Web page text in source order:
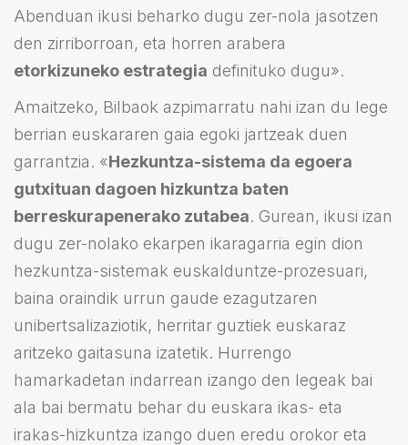
Abenduan ikusi beharko dugu zer-nola jasotzen
den zirriborroan, eta horren arabera
etorkizuneko estrategia definituko dugu».
Amaitzeko, Bilbaok azpimarratu nahi izan du lege
berrian euskararen gaia egoki jartzeak duen
garrantzia. «Hezkuntza-sistema da egoera
gutxituan dagoen hizkuntza baten
berreskurapenerako zutabea. Gurean, ikusi izan
dugu zer-nolako ekarpen ikaragarria egin dion
hezkuntza-sistemak euskalduntze-prozesuari,
baina oraindik urrun gaude ezagutzaren
unibertsalizaziotik, herritar guztiek euskaraz
aritzeko gaitasuna izatetik. Hurrengo
hamarkadetan indarrean izango den legeak bai
ala bai bermatu behar du euskara ikas- eta
irakas-hizkuntza izango duen eredu orokor eta